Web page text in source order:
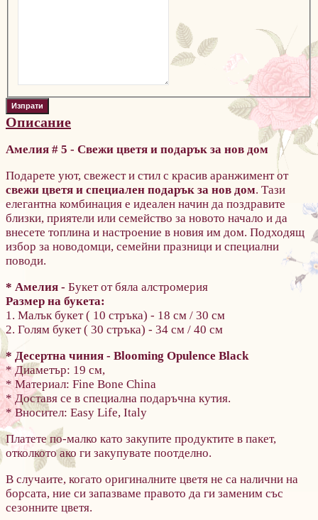
Описание
Амелия # 5 - Свежи цветя и подарък за нов дом
Подарете уют, свежест и стил с красив аранжимент от
свежи цветя и специален подарък за нов дом. Тази
елегантна комбинация е идеален начин да поздравите
близки, приятели или семейство за новото начало и да
внесете топлина и настроение в новия им дом. Подходящ
избор за новодомци, семейни празници и специални
поводи.
* Амелия - Букет от бяла алстромерия
Размер на букета:
1. Малък букет ( 10 стръка) - 18 см / 30 cм
2. Голям букет ( 30 стръка) - 34 см / 40 cм
* Десертна чиния - Blooming Opulence Black
* Диаметър: 19 см,
* Материал: Fine Bone China
* Доставя се в специална подаръчна кутия.
* Вносител: Easy Life, Italy
Платете по-малко като закупите продуктите в пакет,
отколкото ако ги закупувате поотделно.
В случаите, когато оригиналните цветя не са налични на
борсата, ние си запазваме правото да ги заменим със
сезонните цветя.